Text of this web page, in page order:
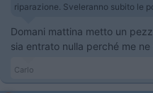
riparazione. Sveleranno subito le
Domani mattina metto un
sia entrato nulla perché me ne
Carlo